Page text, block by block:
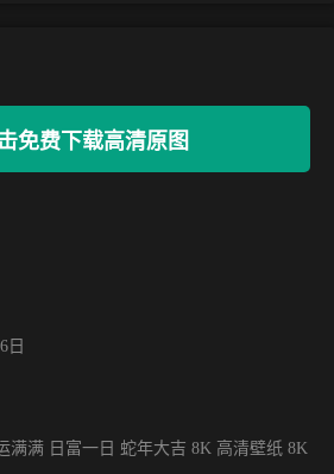
免费下载高清原图
日
满满 日富一日 蛇年大吉 8K 高清壁纸 8K